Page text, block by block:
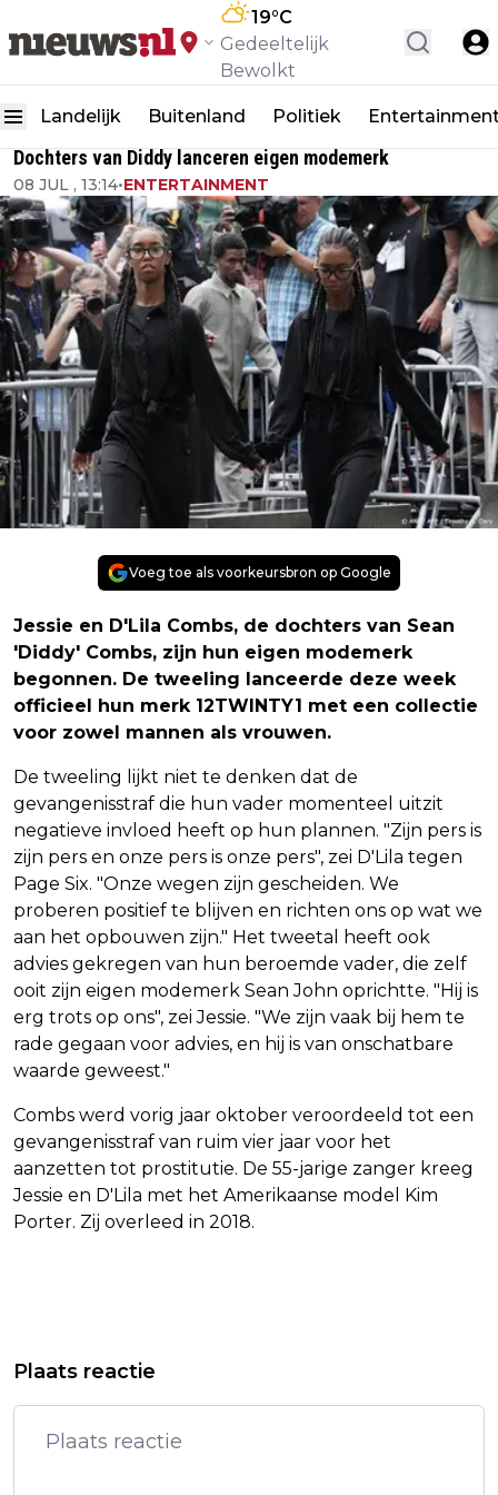
19°C
Gedeeltelijk
Bewolkt
Landelijk Buitenland Politiek
Dochters van Diddy lanceren eigen modemerk
08 JUL , 13:14•ENTERTAINMENT
Voeg toe als voorkeursbron op Google
Jessie en D'Lila Combs, de dochters van Sean
'Diddy' Combs, zijn hun eigen modemerk
begonnen. De tweeling lanceerde deze week
officieel hun merk 12TWINTY1 met een collectie
voor zowel mannen als vrouwen.
De tweeling lijkt niet te denken dat de
gevangenisstraf die hun vader momenteel uitzit
negatieve invloed heeft op hun plannen. "Zijn pers is
zijn pers en onze pers is onze pers", zei D'Lila tegen
Page Six. "Onze wegen zijn gescheiden. We
proberen positief te blijven en richten ons op wat we
aan het opbouwen zijn." Het tweetal heeft ook
advies gekregen van hun beroemde vader, die zelf
ooit zijn eigen modemerk Sean John oprichtte. "Hij is
erg trots op ons", zei Jessie. "We zijn vaak bij hem te
rade gegaan voor advies, en hij is van onschatbare
waarde geweest."
Combs werd vorig jaar oktober veroordeeld tot een
gevangenisstraf van ruim vier jaar voor het
aanzetten tot prostitutie. De 55-jarige zanger kreeg
Jessie en D'Lila met het Amerikaanse model Kim
Porter. Zij overleed in 2018.
AMERSFOORT EN DEN HAAG NAAR
KONINGIN MÁXIMA OPENT
WORLDPRIDE IN AMSTERDAM
Plaats reactie